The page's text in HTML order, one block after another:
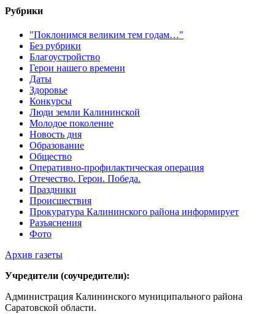
Рубрики
"Поклонимся великим тем годам…"
Без рубрики
Благоустройство
Герои нашего времени
Даты
Здоровье
Конкурсы
Люди земли Калининской
Молодое поколение
Новость дня
Образование
Общество
Оперативно-профилактическая операция
Отечество. Герои. Победа.
Праздники
Происшествия
Прокуратура Калининского района информирует
Разъяснения
Фото
Архив газеты
Учредители (соучредители):
Администрация Калининского муниципального района
Саратовской области.